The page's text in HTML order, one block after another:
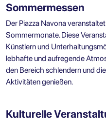
Sommermessen
Der Piazza Navona
Sommermonate. Diese
Künstlern und
lebhafte und aufregende
den Bereich schlendern und
Aktivitäten genießen.
Kulturelle